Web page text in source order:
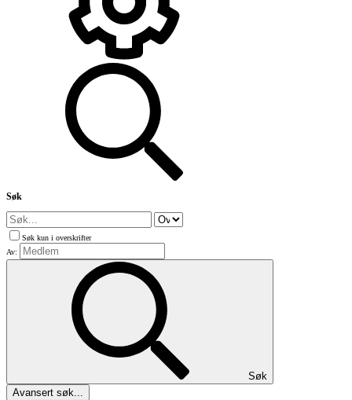
Søk
Søk kun i overskrifter
Av:
Søk
Avansert søk...